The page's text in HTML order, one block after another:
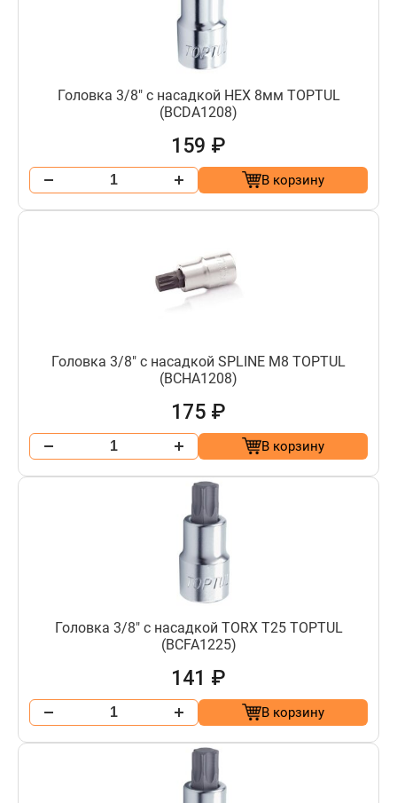
Головка 3/8" с насадкой HEX 8мм TOPTUL
(BCDA1208)
159 ₽
В корзину
Головка 3/8" с насадкой SPLINE M8 TOPTUL
(BCHA1208)
175 ₽
В корзину
Головка 3/8" с насадкой TORX T25 TOPTUL
(BCFA1225)
141 ₽
В корзину